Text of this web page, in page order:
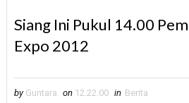
Siang Ini Pukul 14.00
Expo 2012
by Guntara on 12.22.00 in Berita